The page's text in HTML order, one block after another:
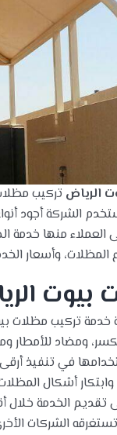
الرياض تركيب
الشركة أجود
العملاء منها
المظلات، وأسعار
بيوت
خدمة تركيب مظلات
ومضاد للأمطار
في تنفيذ
أشكال
تقديم الخدمة خلال
تستغرقه الشركات